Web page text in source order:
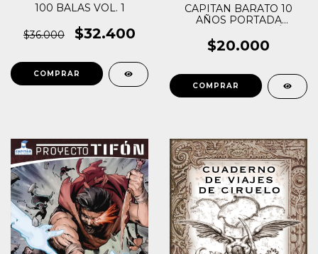
100 BALAS VOL. 1
$36.000 $32.400
CAPITAN BARATO 10
AÑOS PORTADA
PERALTA)
$20.000